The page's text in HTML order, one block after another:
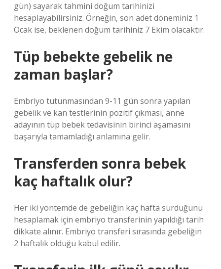
gün) sayarak tahmini doğum tarihinizi
hesaplayabilirsiniz. Örneğin, son adet döneminiz 1
Ocak ise, beklenen doğum tarihiniz 7 Ekim olacaktır.
Tüp bebekte gebelik ne
zaman başlar?
Embriyo tutunmasından 9-11 gün sonra yapılan
gebelik ve kan testlerinin pozitif çıkması, anne
adayının tüp bebek tedavisinin birinci aşamasını
başarıyla tamamladığı anlamına gelir.
Transferden sonra bebek
kaç haftalık olur?
Her iki yöntemde de gebeliğin kaç hafta sürdüğünü
hesaplamak için embriyo transferinin yapıldığı tarih
dikkate alınır. Embriyo transferi sırasında gebeliğin
2 haftalık olduğu kabul edilir.